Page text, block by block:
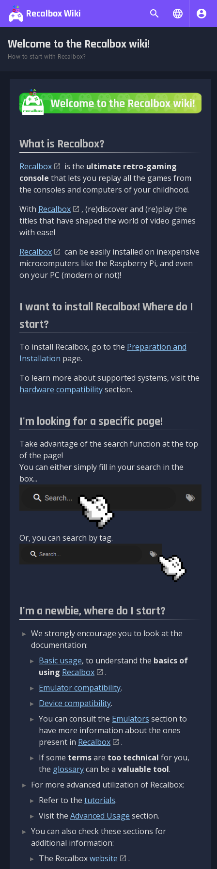
Recalbox Wiki
Welcome to the Recalbox wiki!
How to start with Recalbox?
What is Recalbox?
Recalbox is the ultimate retro-gaming
console that lets you replay all the games from
the consoles and computers of your childhood.
With Recalbox
, (re)discover and (re)play the
titles that have shaped the world of video games
with ease!
Recalbox
can be easily installed on inexpensive
microcomputers like the Raspberry Pi, and even
on your PC (modern or not)!
I want to install Recalbox! Where do I
start?
To install Recalbox, go to the Preparation and
Installation page.
To learn more about supported systems, visit the
hardware compatibilitysection.
I'm looking for a specific page!
Take advantage of the search function at the top
of the page!
You can either simply fill in your search in the
box...
Or, you can search by tag.
I'm a newbie, where do I start?
We strongly encourage you to look at the
documentation:
Basic usage, to understand the basics of
using Recalbox
.
Emulator compatibility.
Device compatibility.
You can consult the Emulators section to
have more information about the ones
present in Recalbox
.
If some termsare too technical for you,
the glossarycan be a valuable tool.
For more advanced utilization of Recalbox:
Refer to the tutorials.
Visit the Advanced Usage section.
You can also check these sections for
additional information:
The Recalboxwebsite
.